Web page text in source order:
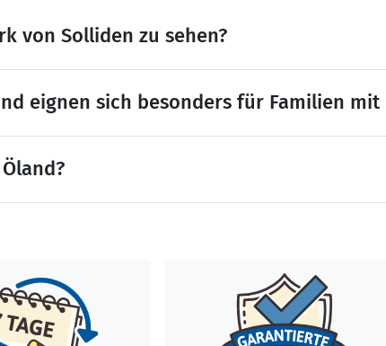
von Solliden zu sehen?
eignen sich besonders für Familien mit